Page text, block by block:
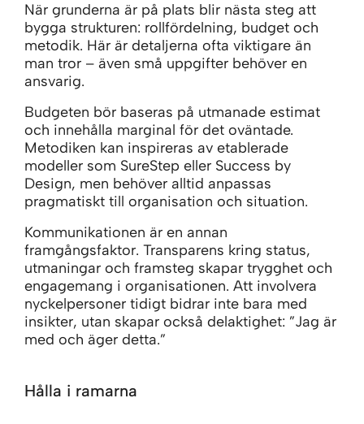
När grunderna är på plats blir nästa steg att
bygga strukturen: rollfördelning, budget och
metodik. Här är detaljerna ofta viktigare än
man tror – även små uppgifter behöver en
ansvarig.
Budgeten bör baseras på utmanade estimat
och innehålla marginal för det oväntade.
Metodiken kan inspireras av etablerade
modeller som SureStep eller Success by
Design, men behöver alltid anpassas
pragmatiskt till organisation och situation.
Kommunikationen är en annan
framgångsfaktor. Transparens kring status,
utmaningar och framsteg skapar trygghet och
engagemang i organisationen. Att involvera
nyckelpersoner tidigt bidrar inte bara med
insikter, utan skapar också delaktighet: ”Jag är
med och äger detta.”
Hålla i ramarna